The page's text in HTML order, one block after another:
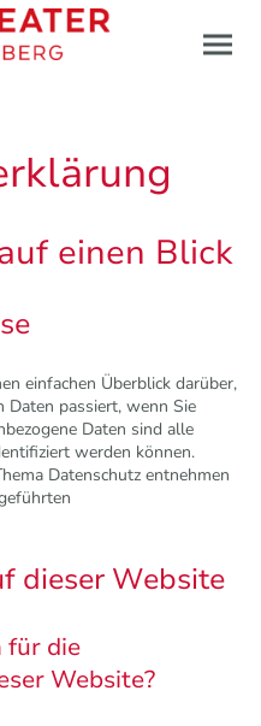
einen Blick
einfachen Überblick darüber,
Daten passiert, wenn Sie
Daten sind alle
werden können.
Datenschutz entnehmen
dieser Website
für die
Website?